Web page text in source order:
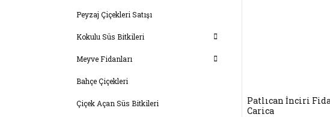
Peyzaj Çiçekleri Satışı
Kokulu Süs Bitkileri
Meyve Fidanları
Bahçe Çiçekleri
Çiçek Açan Süs Bitkileri
Patlıcan İnciri
Carica